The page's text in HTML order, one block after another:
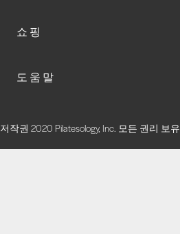
쇼핑
도움말
저작권 2020 Pilatesology, Inc. 모든 권리 보유